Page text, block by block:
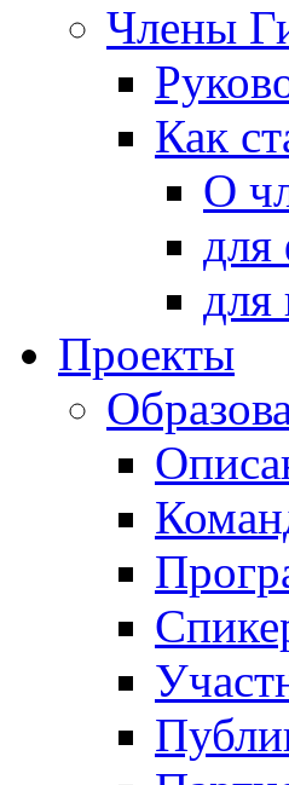
Члены
Как
О
для
для
Проекты